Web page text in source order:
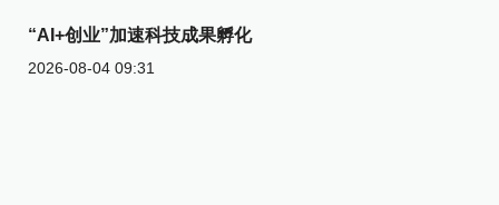
“AI+创业”加速科技成果孵化
2026-08-04 09:31